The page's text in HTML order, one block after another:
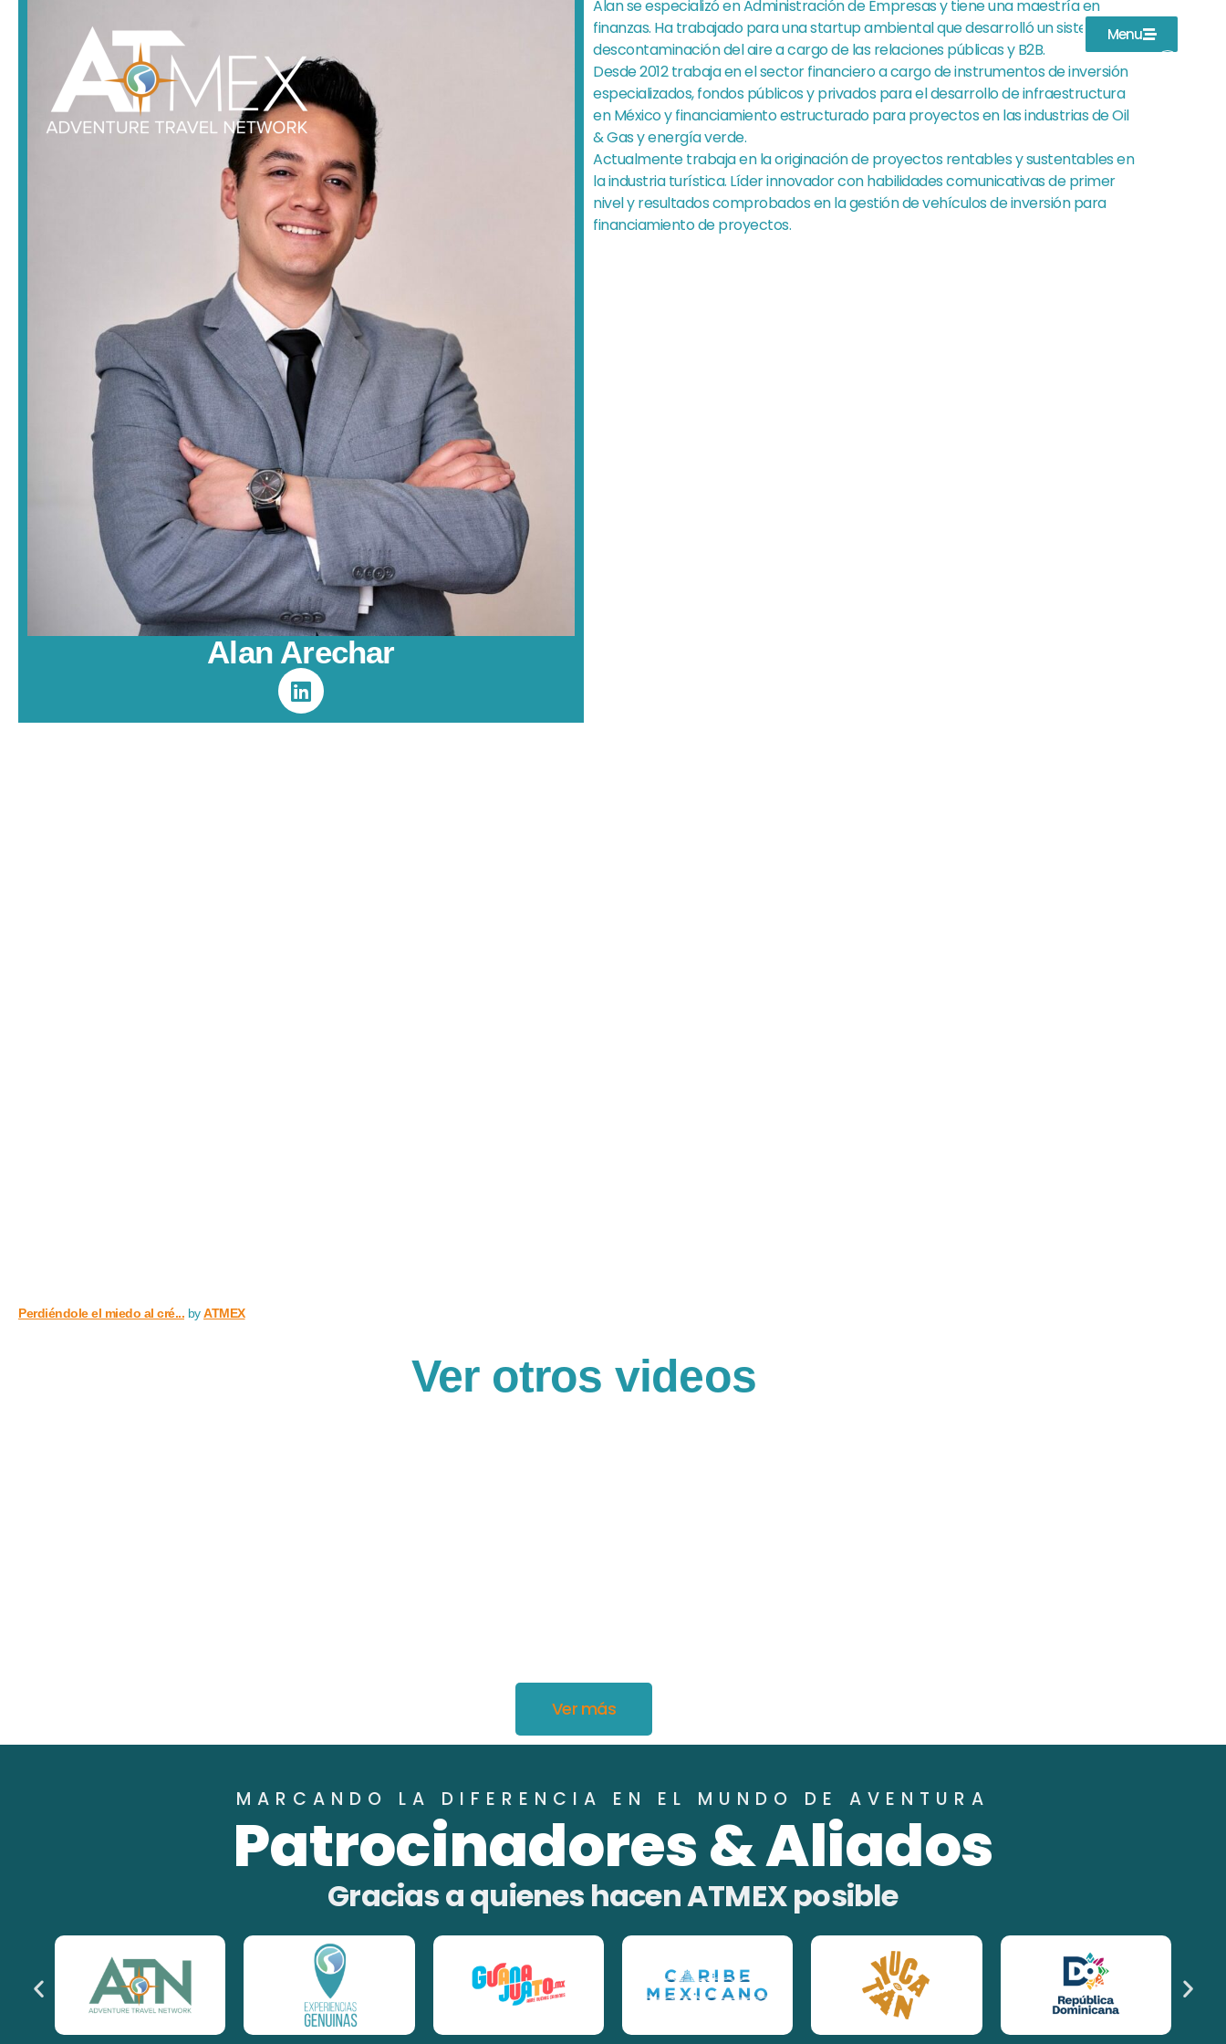
Menu
Alan Arechar
Alan se especializó en Administración de Empresas y tiene una maestría en
finanzas. Ha trabajado para una startup ambiental que desarrolló un sistema de
descontaminación del aire a cargo de las relaciones públicas y B2B.
Desde 2012 trabaja en el sector financiero a cargo de instrumentos de inversión
especializados, fondos públicos y privados para el desarrollo de infraestructura
en México y financiamiento estructurado para proyectos en las industrias de Oil
& Gas y energía verde.
Actualmente trabaja en la originación de proyectos rentables y sustentables en
la industria turística. Líder innovador con habilidades comunicativas de primer
nivel y resultados comprobados en la gestión de vehículos de inversión para
financiamiento de proyectos.
Perdiéndole el miedo al cré... byATMEX
Ver otros videos
Ver más
MARCANDO LA DIFERENCIA EN EL MUNDO DE AVENTURA
Patrocinadores & Aliados
Gracias a quienes hacen ATMEX posible